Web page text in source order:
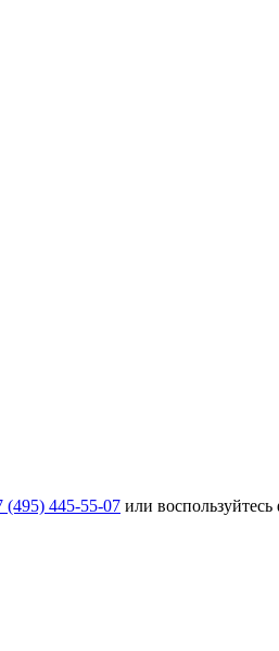
(495) 445-55-07 или